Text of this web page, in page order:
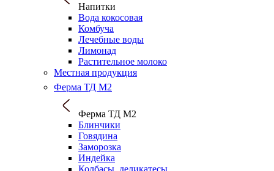
Напитки
Вода кокосовая
Комбуча
Лечебные воды
Лимонад
Растительное молоко
Местная продукция
Ферма ТД М2
Ферма ТД М2
Блинчики
Говядина
Заморозка
Индейка
Колбасы, деликатесы